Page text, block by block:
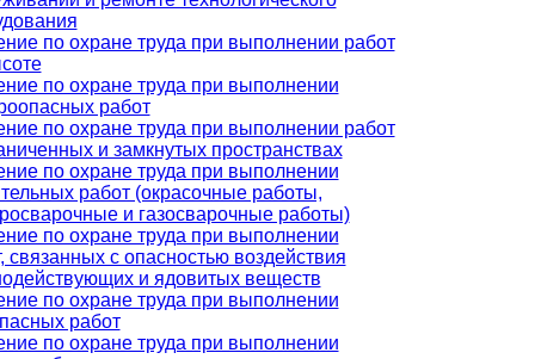
по охране труда при выполнении работ
по охране труда при выполнении
работ
по охране труда при выполнении работ
и замкнутых пространствах
по охране труда при выполнении
работ (окрасочные работы,
и газосварочные работы)
по охране труда при выполнении
связанных с опасностью воздействия
и ядовитых веществ
по охране труда при выполнении
работ
по охране труда при выполнении